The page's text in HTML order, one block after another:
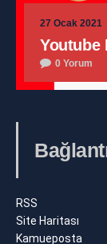
27 Ocak 2021
Youtube
0 Yorum
RSS
Site Haritası
Kamueposta